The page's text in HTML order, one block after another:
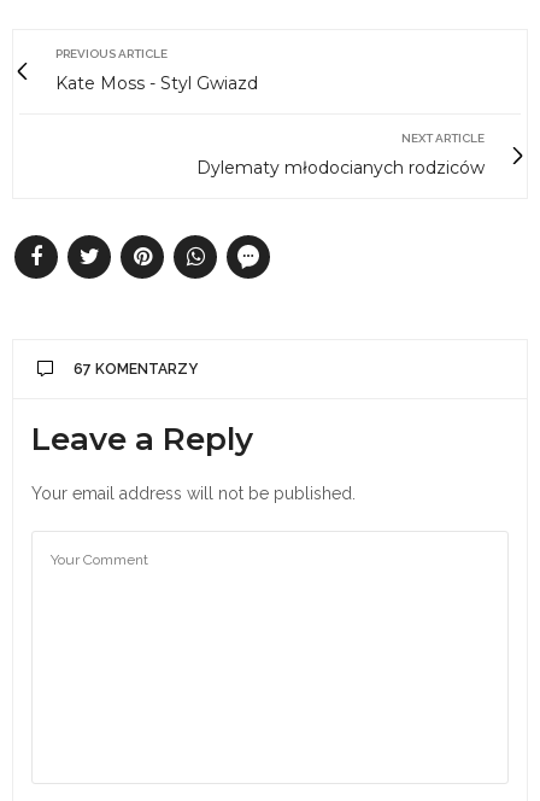
PREVIOUS ARTICLE
Kate Moss - Styl Gwiazd
NEXT ARTICLE
Dylematy młodocianych rodziców
67 KOMENTARZY
Leave a Reply
Your email address will not be published.